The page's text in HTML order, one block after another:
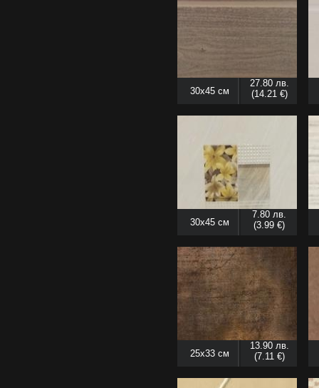
30x45 см
27.80 лв.
(14.21 €)
30x45 см
7.80 лв.
(3.99 €)
25x33 см
13.90 лв.
(7.11 €)